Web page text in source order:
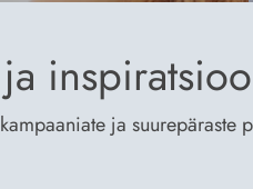
ja suurepäraste